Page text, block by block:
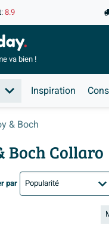
8.9
va bien !
Inspiration
& Boch
Boch Collaro
par